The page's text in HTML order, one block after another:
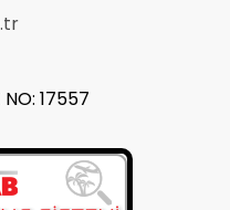
NO: 17557